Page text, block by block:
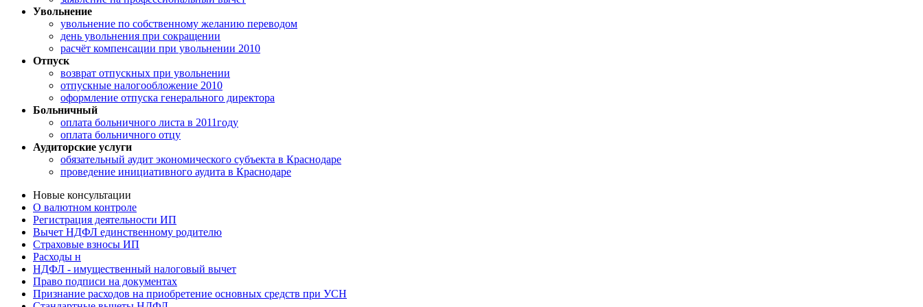
Увольнение
увольнение по собственному желанию переводом
день увольнения при сокращении
расчёт компенсации при увольнении 2010
Отпуск
возврат отпускных при увольнении
отпускные налогообложение 2010
оформление отпуска генерального директора
Больничный
оплата больничного листа в 2011году
оплата больничного отцу
Аудиторские услуги
обязательный аудит экономического субъекта в Краснодаре
проведение инициативного аудита в Краснодаре
Новые консультации
О валютном контроле
Регистрация деятельности ИП
Вычет НДФЛ единственному родителю
Страховые взносы ИП
Расходы н
НДФЛ - имущественный налоговый вычет
Право подписи на документах
Признание расходов на приобретение основных средств при УСН